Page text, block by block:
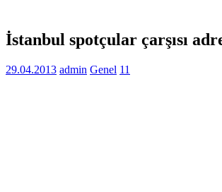
İstanbul spotçular çarşısı
29.04.2013 admin Genel 11